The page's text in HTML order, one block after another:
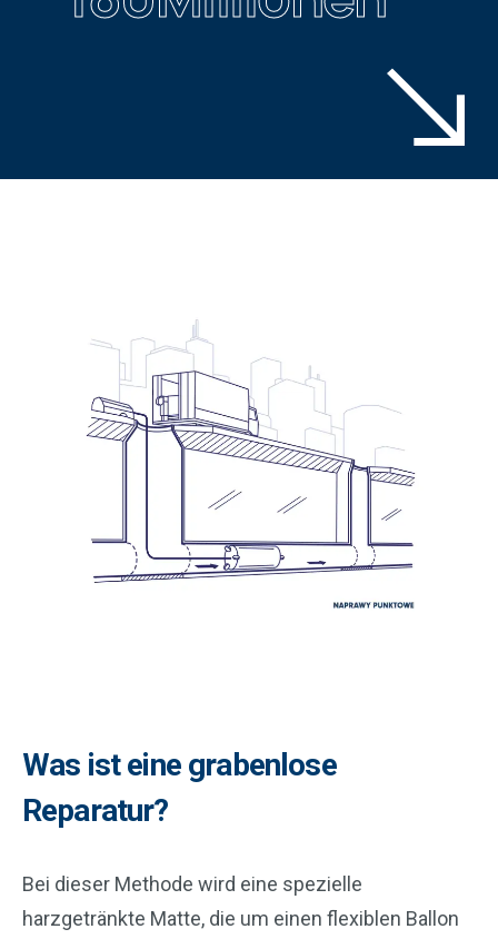
Was ist eine grabenlose
Reparatur?
Bei dieser Methode wird eine spezielle
harzgetränkte Matte, die um einen flexiblen Ballon